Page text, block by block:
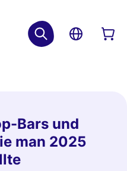
Bars und
man 2025